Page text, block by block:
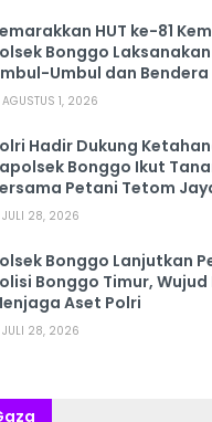
HUT ke-81
Bonggo
Umbul dan
AGUSTUS 1, 2026
Hadir Dukung
Bonggo Ikut
Petani Tetom
JULI 28, 2026
Bonggo Lanjutkan
Bonggo Timur,
Aset Polri
JULI 28, 2026